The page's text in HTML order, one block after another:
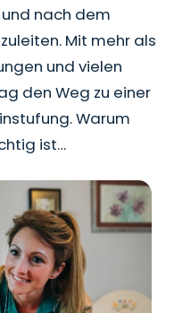
nach dem
Mit mehr als
und vielen
den Weg zu einer
Warum
ist…